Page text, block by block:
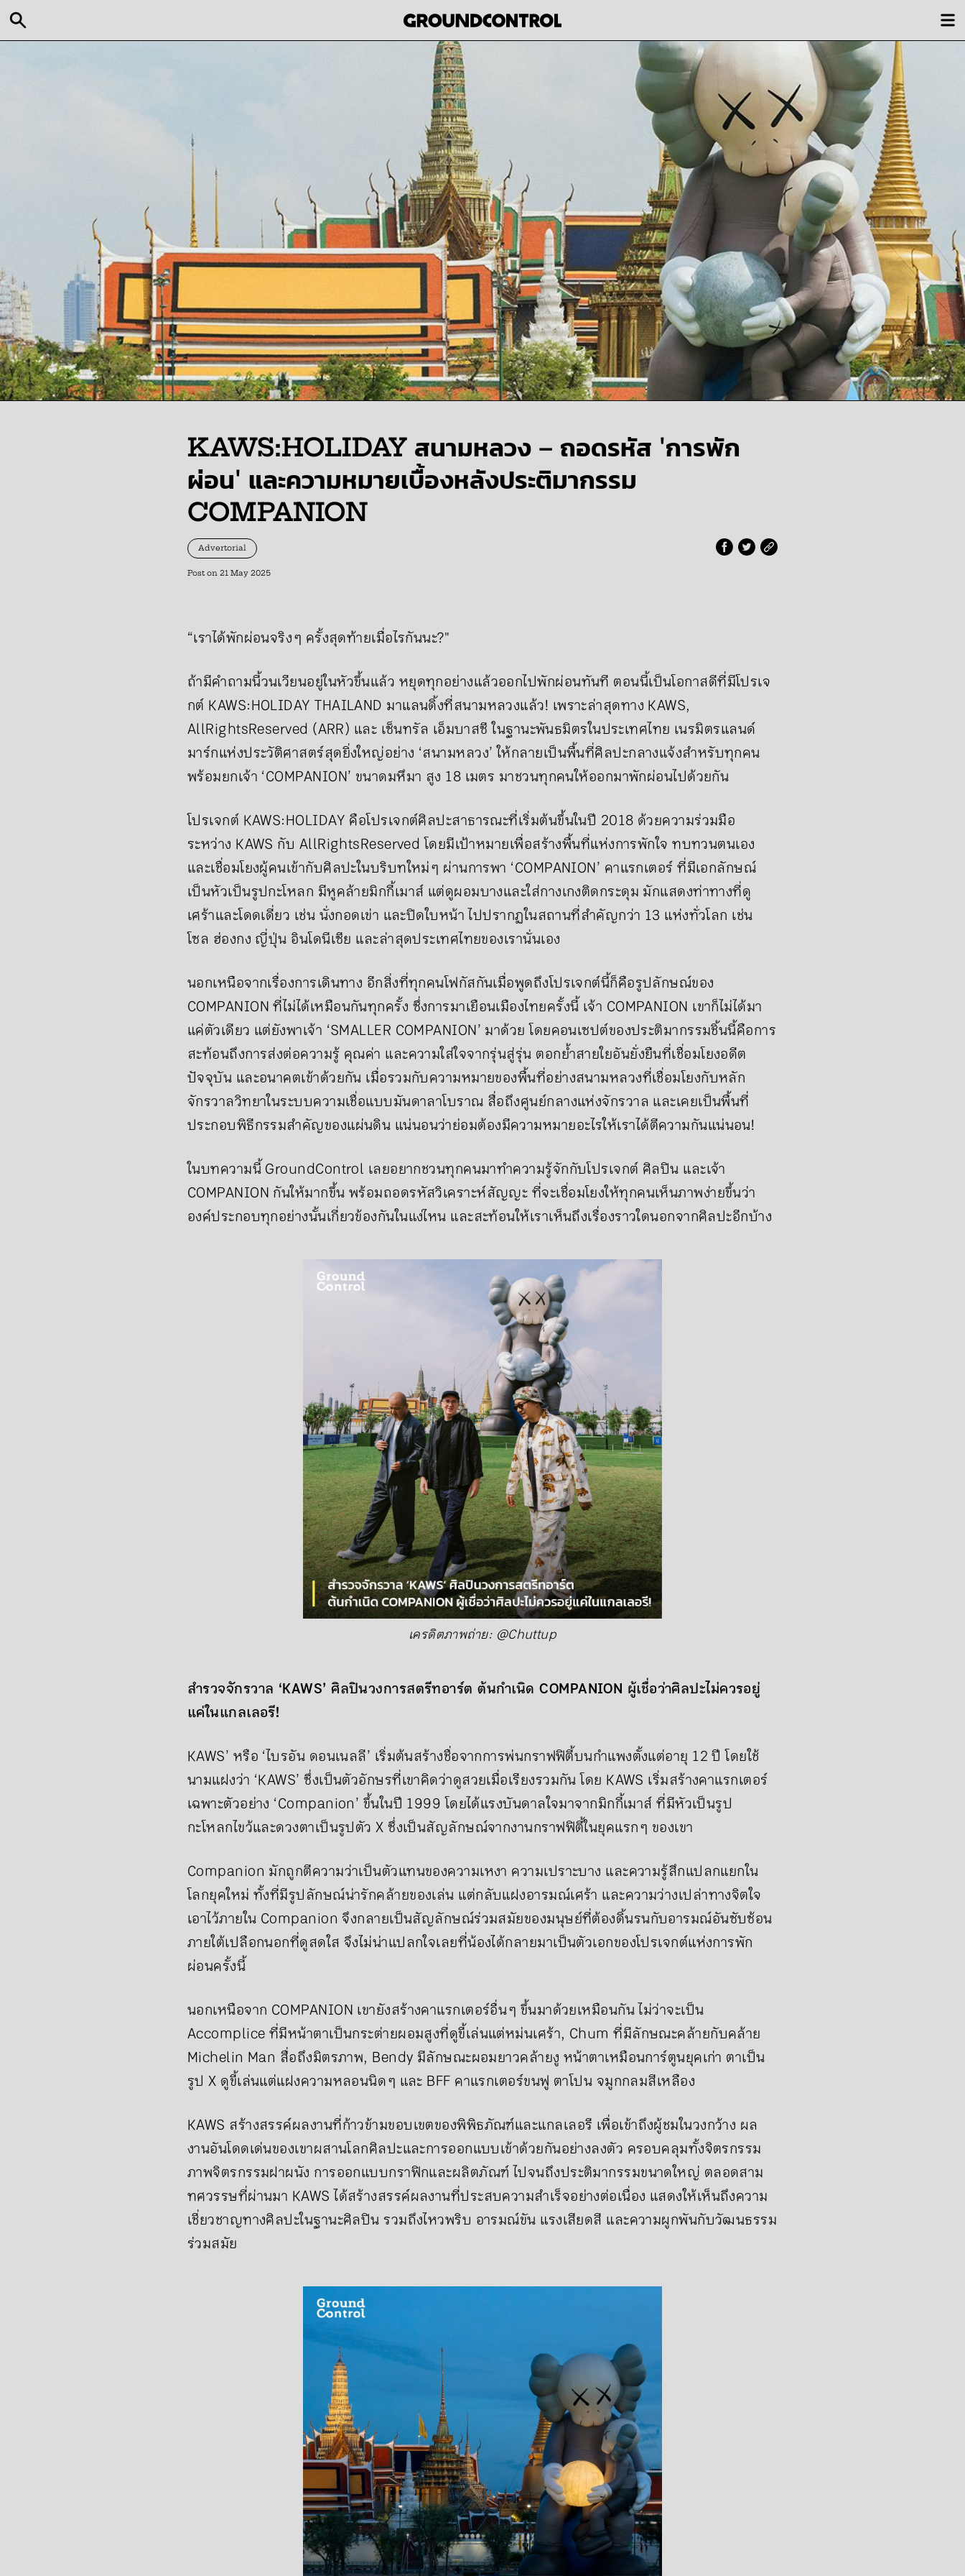
KAWS:HOLIDAY สนามหลวง – ถอดรหัส 'การพัก
ผ่อน' และความหมายเบื้องหลังประติมากรรม
COMPANION
Advertorial
Post on 21 May 2025
“เราได้พักผ่อนจริง ๆ ครั้งสุดท้ายเมื่อไรกันนะ?"
ถ้ามีคำถามนี้วนเวียนอยู่ในหัวขึ้นแล้ว หยุดทุกอย่างแล้วออกไปพักผ่อนทันที ตอนนี้เป็นโอกาสดีที่มีโปรเจ
กต์ KAWS:HOLIDAY THAILAND มาแลนดิ้งที่สนามหลวงแล้ว! เพราะล่าสุดทาง KAWS,
AllRightsReserved (ARR) และ เซ็นทรัล เอ็มบาสซี ในฐานะพันธมิตรในประเทศไทย เนรมิตรแลนด์
มาร์กแห่งประวัติศาสตร์สุดยิ่งใหญ่อย่าง ‘สนามหลวง’ ให้กลายเป็นพื้นที่ศิลปะกลางแจ้งสำหรับทุกคน
พร้อมยกเจ้า ‘COMPANION’ ขนาดมหึมา สูง 18 เมตร มาชวนทุกคนให้ออกมาพักผ่อนไปด้วยกัน
โปรเจกต์ KAWS:HOLIDAY คือโปรเจกต์ศิลปะสาธารณะที่เริ่มต้นขึ้นในปี 2018 ด้วยความร่วมมือ
ระหว่าง KAWS กับ AllRightsReserved โดยมีเป้าหมายเพื่อสร้างพื้นที่แห่งการพักใจ ทบทวนตนเอง
และเชื่อมโยงผู้คนเข้ากับศิลปะในบริบทใหม่ ๆ ผ่านการพา ‘COMPANION’ คาแรกเตอร์ ที่มีเอกลักษณ์
เป็นหัวเป็นรูปกะโหลก มีหูคล้ายมิกกี้เมาส์ แต่ดูผอมบางและใส่กางเกงติดกระดุม มักแสดงท่าทางที่ดู
เศร้าและโดดเดี่ยว เช่น นั่งกอดเข่า และปิดใบหน้า ไปปรากฏในสถานที่สำคัญกว่า 13 แห่งทั่วโลก เช่น
โซล ฮ่องกง ญี่ปุ่น อินโดนีเซีย และล่าสุดประเทศไทยของเรานั่นเอง
นอกเหนือจากเรื่องการเดินทาง อีกสิ่งที่ทุกคนโฟกัสกันเมื่อพูดถึงโปรเจกต์นี้ก็คือรูปลักษณ์ของ
COMPANION ที่ไม่ได้เหมือนกันทุกครั้ง ซึ่งการมาเยือนเมืองไทยครั้งนี้ เจ้า COMPANION เขาก็ไม่ได้มา
แค่ตัวเดียว แต่ยังพาเจ้า ‘SMALLER COMPANION’ มาด้วย โดยคอนเซปต์ของประติมากรรมชิ้นนี้คือการ
สะท้อนถึงการส่งต่อความรู้ คุณค่า และความใส่ใจจากรุ่นสู่รุ่น ตอกย้ำสายใยอันยั่งยืนที่เชื่อมโยงอดีต
ปัจจุบัน และอนาคตเข้าด้วยกัน เมื่อรวมกับความหมายของพื้นที่อย่างสนามหลวงที่เชื่อมโยงกับหลัก
จักรวาลวิทยาในระบบความเชื่อแบบมันดาลาโบราณ สื่อถึงศูนย์กลางแห่งจักรวาล และเคยเป็นพื้นที่
ประกอบพิธีกรรมสำคัญของแผ่นดิน แน่นอนว่าย่อมต้องมีความหมายอะไรให้เราได้ตีความกันแน่นอน!
ในบทความนี้ GroundControl เลยอยากชวนทุกคนมาทำความรู้จักกับโปรเจกต์ ศิลปิน และเจ้า
COMPANION กันให้มากขึ้น พร้อมถอดรหัสวิเคราะห์สัญญะ ที่จะเชื่อมโยงให้ทุกคนเห็นภาพง่ายขึ้นว่า
องค์ประกอบทุกอย่างนั้นเกี่ยวข้องกันในแง่ไหน และสะท้อนให้เราเห็นถึงเรื่องราวใดนอกจากศิลปะอีกบ้าง
เครดิตภาพถ่าย: @Chuttup
สำรวจจักรวาล ‘KAWS’ ศิลปินวงการสตรีทอาร์ต ต้นกำเนิด COMPANION ผู้เชื่อว่าศิลปะไม่ควรอยู่
แค่ในแกลเลอรี!
KAWS’ หรือ ‘ไบรอัน ดอนเนลลี’ เริ่มต้นสร้างชื่อจากการพ่นกราฟฟิตี้บนกำแพงตั้งแต่อายุ 12 ปี โดยใช้
นามแฝงว่า ‘KAWS’ ซึ่งเป็นตัวอักษรที่เขาคิดว่าดูสวยเมื่อเรียงรวมกัน โดย KAWS เริ่มสร้างคาแรกเตอร์
เฉพาะตัวอย่าง ‘Companion’ ขึ้นในปี 1999 โดยได้แรงบันดาลใจมาจากมิกกี้เมาส์ ที่มีหัวเป็นรูป
กะโหลกไขว้และดวงตาเป็นรูปตัว X ซึ่งเป็นสัญลักษณ์จากงานกราฟฟิตี้ในยุคแรก ๆ ของเขา
Companion มักถูกตีความว่าเป็นตัวแทนของความเหงา ความเปราะบาง และความรู้สึกแปลกแยกใน
โลกยุคใหม่ ทั้งที่มีรูปลักษณ์น่ารักคล้ายของเล่น แต่กลับแฝงอารมณ์เศร้า และความว่างเปล่าทางจิตใจ
เอาไว้ภายใน Companion จึงกลายเป็นสัญลักษณ์ร่วมสมัยของมนุษย์ที่ต้องดิ้นรนกับอารมณ์อันซับซ้อน
ภายใต้เปลือกนอกที่ดูสดใส จึงไม่น่าแปลกใจเลยที่น้องได้กลายมาเป็นตัวเอกของโปรเจกต์แห่งการพัก
ผ่อนครั้งนี้
นอกเหนือจาก COMPANION เขายังสร้างคาแรกเตอร์อื่น ๆ ขึ้นมาด้วยเหมือนกัน ไม่ว่าจะเป็น
Accomplice ที่มีหน้าตาเป็นกระต่ายผอมสูงที่ดูขี้เล่นแต่หม่นเศร้า, Chum ที่มีลักษณะคล้ายกับคล้าย
Michelin Man สื่อถึงมิตรภาพ, Bendy มีลักษณะผอมยาวคล้ายงู หน้าตาเหมือนการ์ตูนยุคเก่า ตาเป็น
รูป X ดูขี้เล่นแต่แฝงความหลอนนิด ๆ และ BFF คาแรกเตอร์ขนฟู ตาโปน จมูกกลมสีเหลือง
KAWS สร้างสรรค์ผลงานที่ก้าวข้ามขอบเขตของพิพิธภัณฑ์และแกลเลอรี เพื่อเข้าถึงผู้ชมในวงกว้าง ผล
งานอันโดดเด่นของเขาผสานโลกศิลปะและการออกแบบเข้าด้วยกันอย่างลงตัว ครอบคลุมทั้งจิตรกรรม
ภาพจิตรกรรมฝาผนัง การออกแบบกราฟิกและผลิตภัณฑ์ ไปจนถึงประติมากรรมขนาดใหญ่ ตลอดสาม
ทศวรรษที่ผ่านมา KAWS ได้สร้างสรรค์ผลงานที่ประสบความสำเร็จอย่างต่อเนื่อง แสดงให้เห็นถึงความ
เชี่ยวชาญทางศิลปะในฐานะศิลปิน รวมถึงไหวพริบ อารมณ์ขัน แรงเสียดสี และความผูกพันกับวัฒนธรรม
ร่วมสมัย